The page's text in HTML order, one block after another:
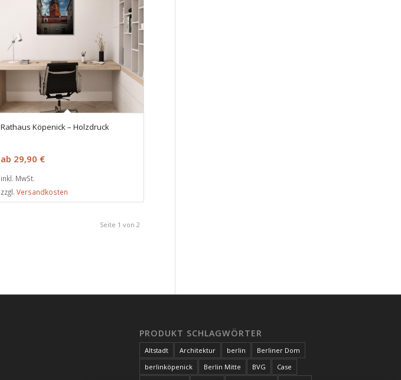
Rathaus Köpenick – Holzdruck
ab 29,90 €
inkl. MwSt.
zzgl. Versandkosten
Seite 1 von 2
PRODUKT SCHLAGWÖRTER
Altstadt Architektur berlin
Berliner Dom
berlinköpenick
Berlin Mitte BVG
Case